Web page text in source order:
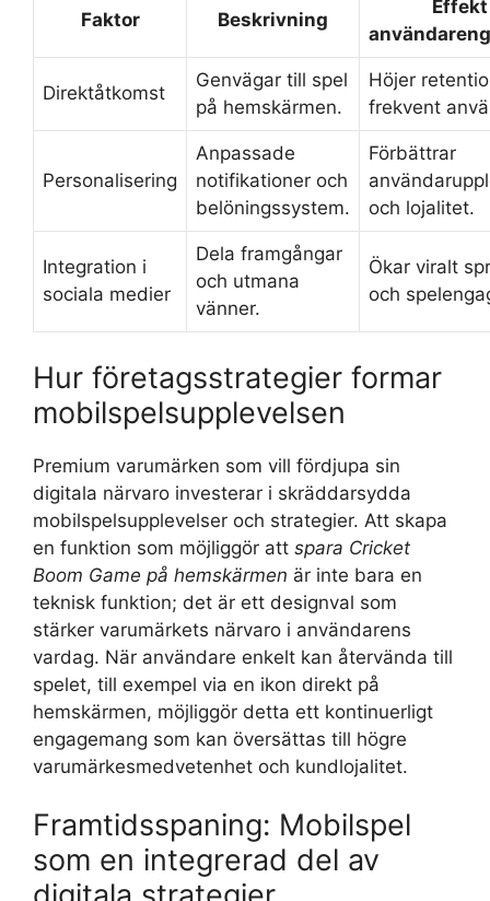
Faktor Beskrivning
Direktåtkomst
Genvägar till spel
på hemskärmen.
Höjer
frekvent
Personalisering
Anpassade
notifikationer och
belöningssystem.
Förbättrar
och lojalitet.
Integration i
sociala medier
Dela framgångar
och utmana
vänner.
Ökar viralt
och
Hur företagsstrategier formar
mobilspelsupplevelsen
Premium varumärken som vill fördjupa sin
digitala närvaro investerar i skräddarsydda
mobilspelsupplevelser och strategier. Att skapa
en funktion som möjliggör att spara Cricket
Boom Game på hemskärmen är inte bara en
teknisk funktion; det är ett designval som
stärker varumärkets närvaro i användarens
vardag. När användare enkelt kan återvända till
spelet, till exempel via en ikon direkt på
hemskärmen, möjliggör detta ett kontinuerligt
engagemang som kan översättas till högre
varumärkesmedvetenhet och kundlojalitet.
Framtidsspaning: Mobilspel
som en integrerad del av